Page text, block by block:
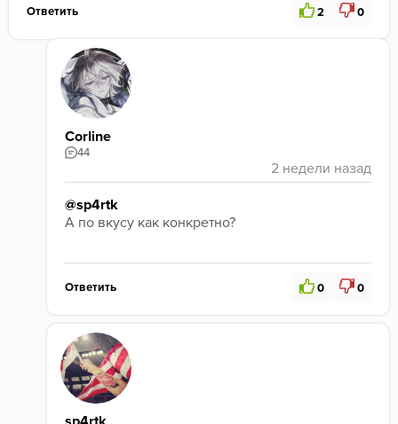
Ответить 2 0
Corline
44
@sp4rtk
А по вкусу как конкретно?
Ответить 0 0